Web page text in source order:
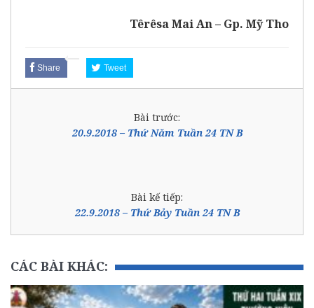
Têrêsa Mai An – Gp. Mỹ Tho
Share Tweet
Bài trước:
20.9.2018 – Thứ Năm Tuần 24 TN B
Bài kế tiếp:
22.9.2018 – Thứ Bảy Tuần 24 TN B
CÁC BÀI KHÁC: